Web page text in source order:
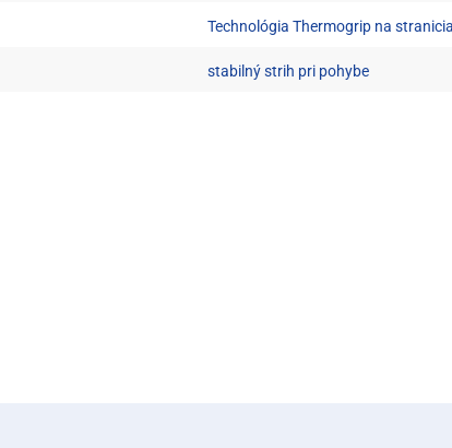
Technológia Thermogrip na
stabilný strih pri pohybe